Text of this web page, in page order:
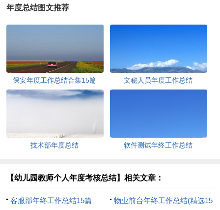
年度总结图文推荐
保安年度工作总结合集15篇 文秘人员年度工作总结
技术部年度总结 软件测试年终工作总结
【幼儿园教师个人年度考核总结】相关文章：
客服部年终工作总结15篇
物业前台年终工作总结(精选15